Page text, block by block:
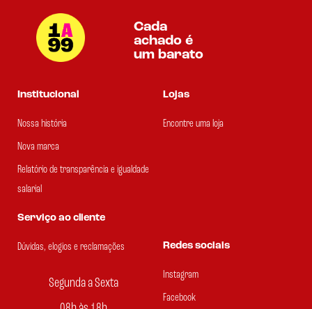
Cada
achado é
um barato
Institucional
Nossa história
Nova marca
Relatório de transparência e igualdade
salarial
Lojas
Encontre uma loja
Serviço ao cliente
Dúvidas, elogios e reclamações
Segunda a Sexta
Redes sociais
Instagram
Facebook